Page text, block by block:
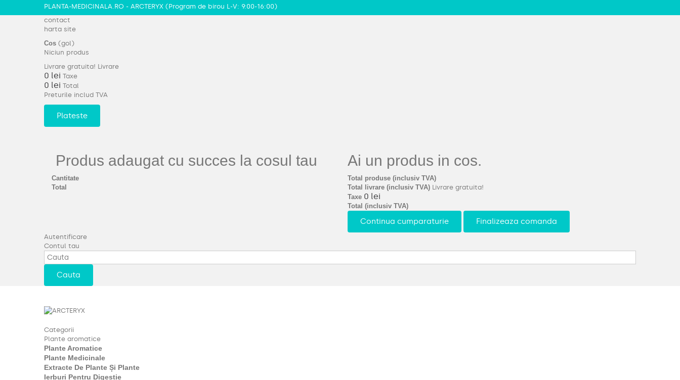
PLANTA-MEDICINALA.RO - ARCTERYX (Program de birou L-V: 9:00-16:00)
contact
harta site
Cos (gol)
Niciun produs
Livrare gratuita! Livrare
0 lei Taxe
0 lei Total
Preturile includ TVA
Plateste
Produs adaugat cu succes la cosul tau
Cantitate
Total
Ai un produs in cos.
Total produse (inclusiv TVA)
Total livrare (inclusiv TVA) Livrare gratuita!
Taxe 0 lei
Total (inclusiv TVA)
Continua cumparaturie Finalizeaza comanda
Autentificare
Contul tau
Cauta
Categorii
Plante aromatice
Plante Aromatice
Plante Medicinale
Extracte De Plante Și Plante
Ierburi Pentru Digestie